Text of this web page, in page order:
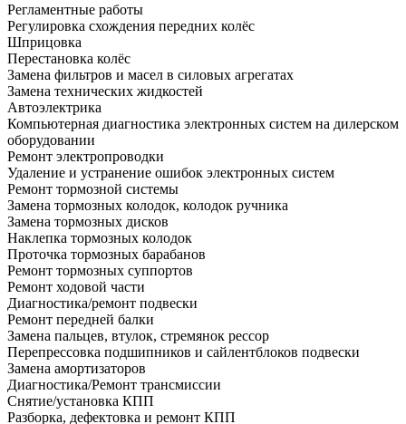
Регламентные работы
Регулировка схождения передних колёс
Шприцовка
Перестановка колёс
Замена фильтров и масел в силовых агрегатах
Замена технических жидкостей
Автоэлектрика
Компьютерная диагностика электронных систем на дилерском
оборудовании
Ремонт электропроводки
Удаление и устранение ошибок электронных систем
Ремонт тормозной системы
Замена тормозных колодок, колодок ручника
Замена тормозных дисков
Наклепка тормозных колодок
Проточка тормозных барабанов
Ремонт тормозных суппортов
Ремонт ходовой части
Диагностика/ремонт подвески
Ремонт передней балки
Замена пальцев, втулок, стремянок рессор
Перепрессовка подшипников и сайлентблоков подвески
Замена амортизаторов
Диагностика/Ремонт трансмиссии
Снятие/установка КПП
Разборка, дефектовка и ремонт КПП